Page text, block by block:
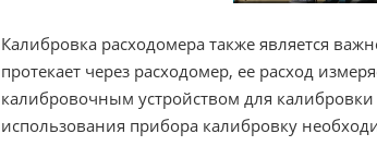
Калибровка расходомера также является
протекает через расходомер, ее расход
калибровочным устройством для
использования прибора калибровку